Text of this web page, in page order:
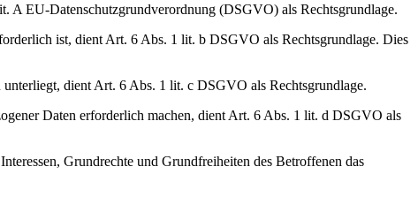
A EU-Datenschutzgrundverordnung (DSGVO) als Rechtsgrundlage.
ist, dient Art. 6 Abs. 1 lit. b DSGVO als Rechtsgrundlage. Dies
dient Art. 6 Abs. 1 lit. c DSGVO als Rechtsgrundlage.
Daten erforderlich machen, dient Art. 6 Abs. 1 lit. d DSGVO als
Grundrechte und Grundfreiheiten des Betroffenen das